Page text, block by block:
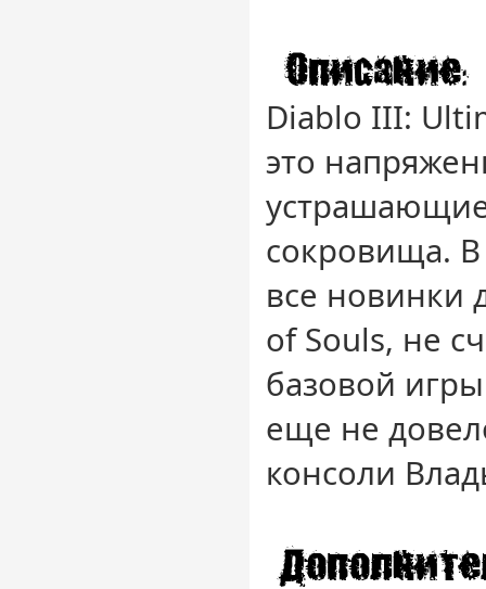
Diablo III:
это
сокровища. В
все новинки
of Souls, не
базовой
еще не
консоли